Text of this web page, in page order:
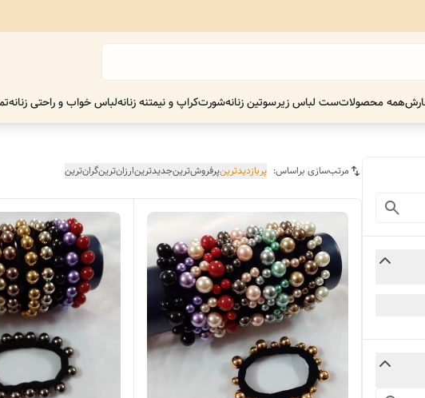
همه محصولاتست لباس زیرسوتین زنانهشورتکراپ و نیمتنه زنانهلباس خواب و راحتی زنانه
مرتب‌سازی براساس: پربازدیدترینپرفروش‌ترینجدیدترینارزان‌ترینگران‌ترین